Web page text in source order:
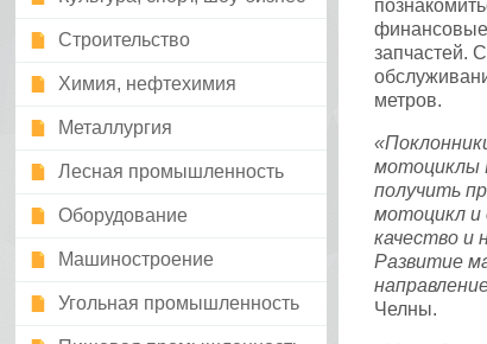
Строительство
Химия, нефтехимия
Металлургия
Лесная промышленность
Оборудование
Машиностроение
Угольная промышленность
финансовые
запчастей.
метров.
мотоциклы
получить
мотоцикл и
качество и
Развитие
Челны.